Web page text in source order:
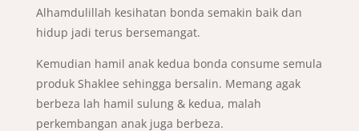
Alhamdulillah kesihatan bonda semakin baik dan
hidup jadi terus bersemangat.
Kemudian hamil anak kedua bonda consume semula
produk Shaklee sehingga bersalin. Memang agak
berbeza lah hamil sulung & kedua, malah
perkembangan anak juga berbeza.